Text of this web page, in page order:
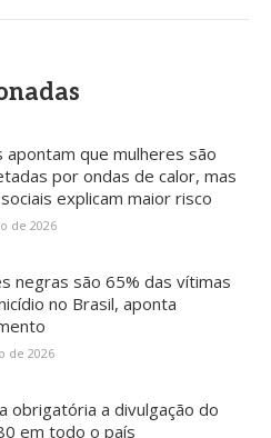
apontam que mulheres são
por ondas de calor, mas
explicam maior risco
de 2026
negras são 65% das vítimas
no Brasil, aponta
de 2026
obrigatória a divulgação do
em todo o país